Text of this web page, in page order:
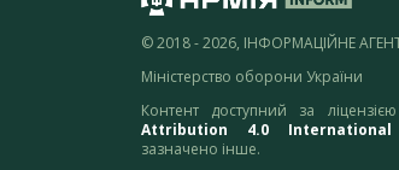
© 2018 - 2026, ІНФОРМАЦІЙНЕ
Міністерство оборони України
Контент доступний за ліцензією
Attribution 4.0
зазначено інше.